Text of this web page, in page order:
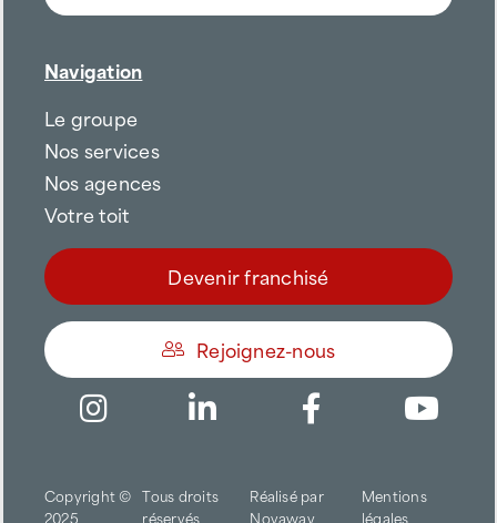
Navigation
Le groupe
Nos services
Nos agences
Votre toit
Devenir franchisé
Rejoignez-nous
Copyright ©
2025
Tous droits
réservés
Réalisé par
Novaway
Mentions
légales
Trouver une agence